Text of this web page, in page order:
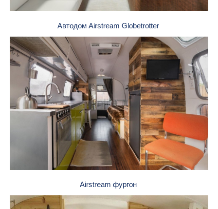
Автодом Airstream Globetrotter
Airstream фургон